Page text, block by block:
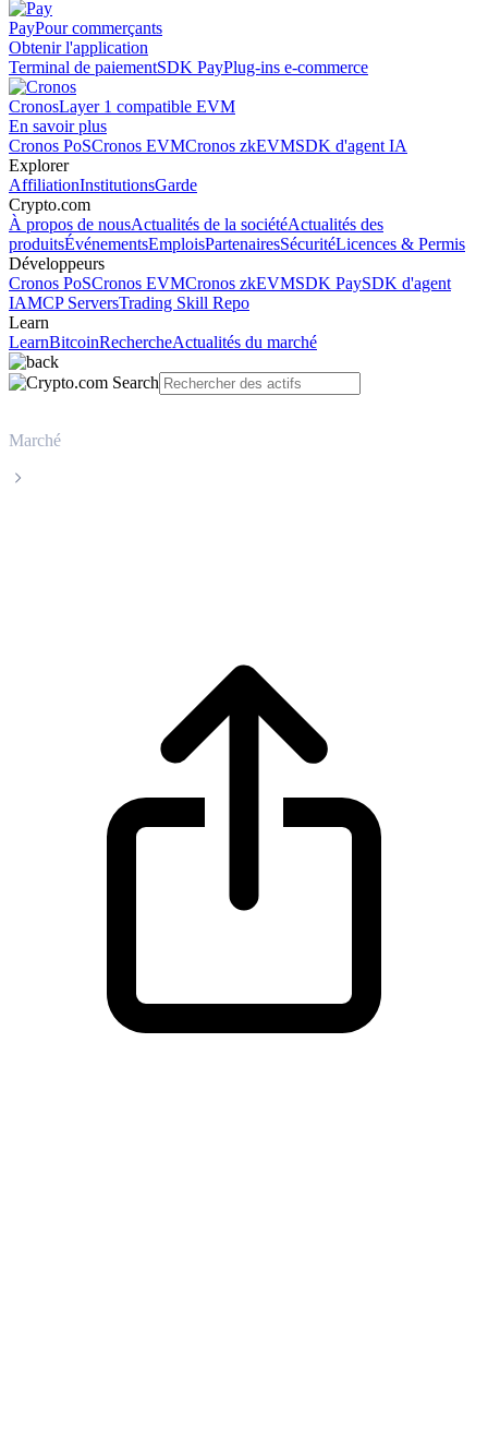
PayPour commerçants
Obtenir l'application
Terminal de paiementSDK PayPlug-ins e-commerce
CronosLayer 1 compatible EVM
En savoir plus
Cronos PoSCronos EVMCronos zkEVMSDK d'agent IA
Explorer
AffiliationInstitutionsGarde
Crypto.com
À propos de nousActualités de la sociétéActualités des
produitsÉvénementsEmploisPartenairesSécuritéLicences & Permis
Développeurs
Cronos PoSCronos EVMCronos zkEVMSDK PaySDK d'agent
IAMCP ServersTrading Skill Repo
Learn
LearnBitcoinRechercheActualités du marché
Marché